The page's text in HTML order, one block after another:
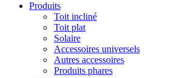
Produits
Toit incliné
Toit plat
Solaire
Accessoires universels
Autres accessoires
Produits phares